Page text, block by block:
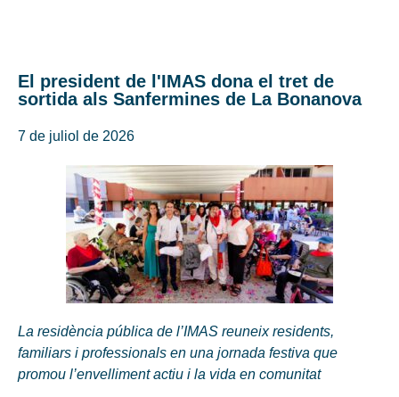
El president de l'IMAS dona el tret de
sortida als Sanfermines de La Bonanova
7 de juliol de 2026
La residència pública de l’IMAS reuneix residents,
familiars i professionals en una jornada festiva que
promou l’envelliment actiu i la vida en comunitat